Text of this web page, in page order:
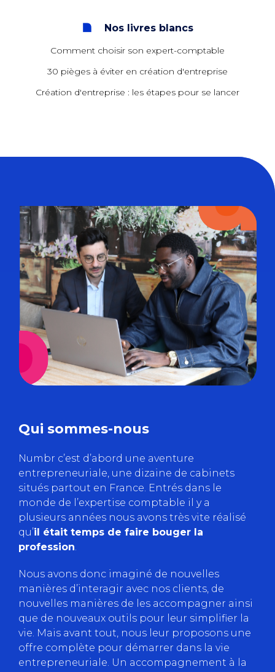
Nos livres blancs
Comment choisir son expert-comptable
30 pièges à éviter en création d'entreprise
Création d'entreprise : les étapes pour se lancer
Qui sommes-nous
Numbr c’est d’abord une aventure
entrepreneuriale, une dizaine de cabinets
situés partout en France. Entrés dans le
monde de l’expertise comptable il y a
plusieurs années nous avons très vite réalisé
qu’il était temps de faire bouger la
profession
Nous avons donc imaginé de nouvelles
manières d’interagir avec nos clients, de
nouvelles manières de les accompagner ainsi
que de nouveaux outils pour leur simplifier la
vie. Mais avant tout, nous leur proposons une
offre complète pour démarrer dans la vie
entrepreneuriale. Un accompagnement à la